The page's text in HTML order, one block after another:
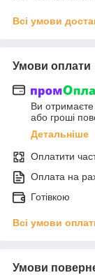
Всі умови
Умови оплати
Ви
або гроші
Детальніше
Оплатити
Оплата на
Готівкою
Всі умови
Умови